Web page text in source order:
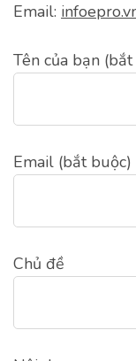
Email:
Tên của bạn
Email (bắt buộc)
Chủ đề